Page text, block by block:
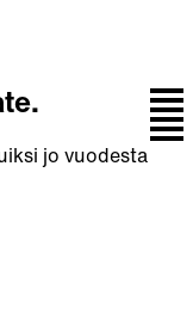
jo vuodesta